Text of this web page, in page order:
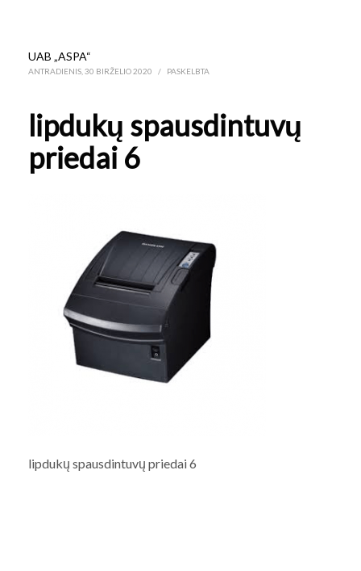
UAB „ASPA“
ANTRADIENIS, 30 BIRŽELIO 2020 / PASKELBTA
lipdukų spausdintuvų
priedai 6
lipdukų spausdintuvų priedai 6